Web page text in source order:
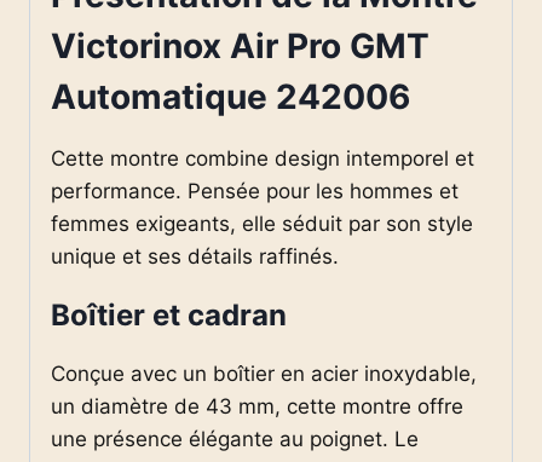
Victorinox Air Pro GMT
Automatique 242006
Cette montre combine design intemporel et
performance. Pensée pour les hommes et
femmes exigeants, elle séduit par son style
unique et ses détails raffinés.
Boîtier et cadran
Conçue avec un boîtier en acier inoxydable,
un diamètre de 43 mm, cette montre offre
une présence élégante au poignet. Le